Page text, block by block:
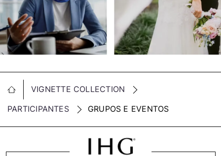
VIGNETTE COLLECTION
PARTICIPANTES
GRUPOS E EVENTOS